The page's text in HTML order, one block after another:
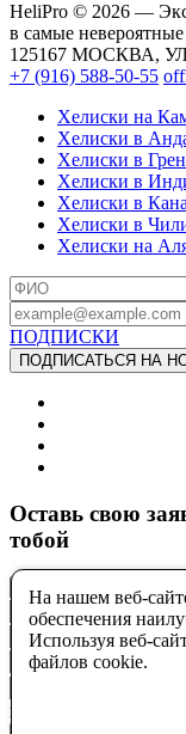
HeliPro © 2026 —
в самые
125167 МОСКВА,
+7 (916) 588-50-55
Хелиски на
Хелиски в
Хелиски в
Хелиски в
Хелиски в
Хелиски в
Хелиски на
ПОДПИСКИ
Оставь свою
тобой
на обработку
На нашем веб-
обеспечения
Используя веб-
файлов cookie.